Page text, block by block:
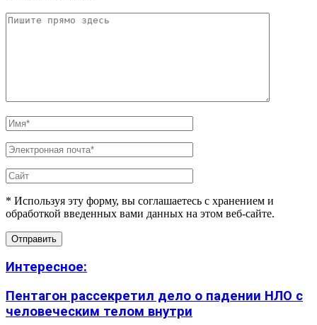
* Используя эту форму, вы соглашаетесь с хранением и
обработкой введенных вами данных на этом веб-сайте.
Интересное:
Пентагон рассекретил дело о падении НЛО с
человеческим телом внутри